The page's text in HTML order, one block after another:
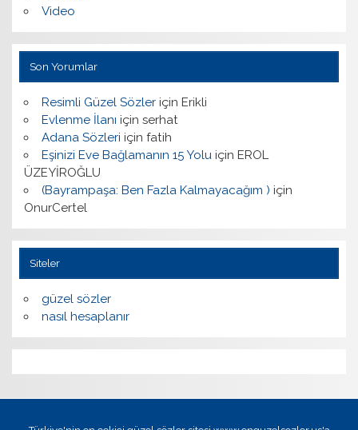
Video
Son Yorumlar
Resimli Güzel Sözleriçin Erikli
Evlenme İlanı için serhat
Adana Sözleri için fatih
Eşinizi Eve Bağlamanın 15 Yoluiçin EROL
ÜZEYİROĞLU
(Bayrampaşa: Ben Fazla Kalmayacağım ) için
OnurCertel
Siteler
güzel sözler
nasıl hesaplanır